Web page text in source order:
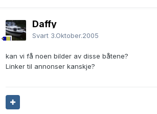
Daffy
Svart 3.Oktober.2005
kan vi få noen bilder av disse båtene?
Linker til annonser kanskje?